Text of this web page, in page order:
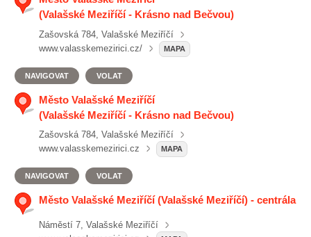
(Valašské Meziříčí - Krásno nad Bečvou)
Zašovská 784, Valašské Meziříčí
www.valasskemezirici.cz/
MAPA
NAVIGOVAT VOLAT
Město Valašské Meziříčí
(Valašské Meziříčí - Krásno nad Bečvou)
Zašovská 784, Valašské Meziříčí
www.valasskemezirici.cz
MAPA
NAVIGOVAT VOLAT
Město Valašské Meziříčí (Valašské Meziříčí) - centrála
Náměstí 7, Valašské Meziříčí